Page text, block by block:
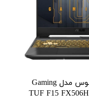
لپ تاپ ایسوس مدل Gaming
TUF F15